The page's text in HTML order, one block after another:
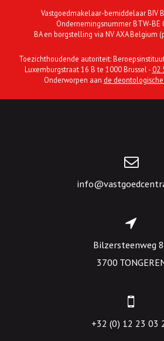
Vastgoedmakelaar-bemiddelaar BIV
Ondernemingsnummer BTW-BE
BA en borgstelling via NV AXA Belgium
Toezichthoudende autoriteit:
Luxemburgstraat 16 B te 1000 Brussel - 02
Onderworpen aan de
Bilzersteenweg
3700
+32 (0) 12 23 03